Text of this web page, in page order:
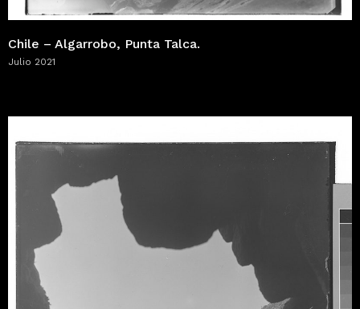
Chile – Algarrobo, Punta Talca.
Julio 2021